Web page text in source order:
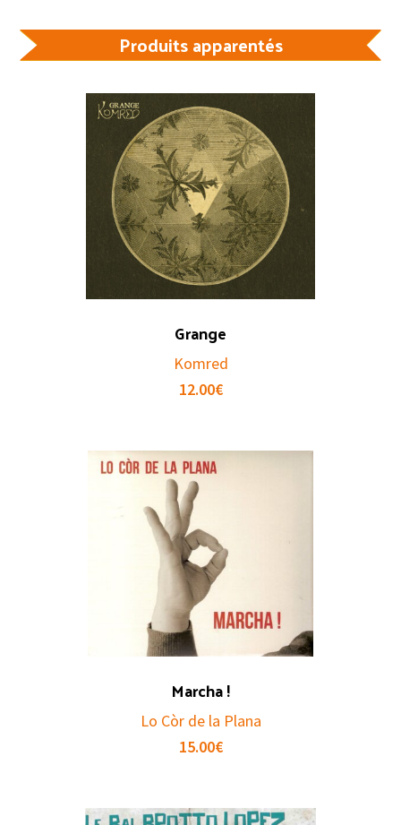
Produits apparentés
Grange
Komred
12.00€
Marcha !
Lo Còr de la Plana
15.00€